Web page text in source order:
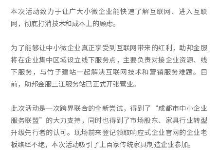
本次活动致力于让广大小微企业能快速了解互联网、进入互联
网，彻底打消技术和成本上的顾虑。
为了能够让中小微企业真正享受到互联网带来的红利，助邦金服
将在企业集中区域设立线下服务点，主要负责对接企业资源、线
下服务，与竹子建站一起解决互联网技术和营销服务难题。目
前，助邦金服三江服务站已正式开张营业。
此次活动是一次跨界联合的全新尝试，得到了“成都市中小企业
服务联盟”的大力支持，同时也得到了市场股东、家具行业转型
升级先行者的认可。现场前来登记领取响应式企业官网的企业老
板络绎不绝，本次活动吸引了上百家传统家具制造企业参加。